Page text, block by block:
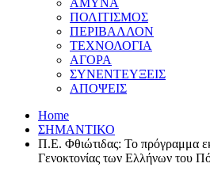
ΑΜΥΝΑ
ΠΟΛΙΤΙΣΜΟΣ
ΠΕΡΙΒΑΛΛΟΝ
ΤΕΧΝΟΛΟΓΙΑ
ΑΓΟΡΑ
ΣΥΝΕΝΤΕΥΞΕΙΣ
ΑΠΟΨΕΙΣ
Home
ΣΗΜΑΝΤΙΚΟ
Π.Ε. Φθιώτιδας: Το πρόγραμμα
Γενοκτονίας των Ελλήνων του